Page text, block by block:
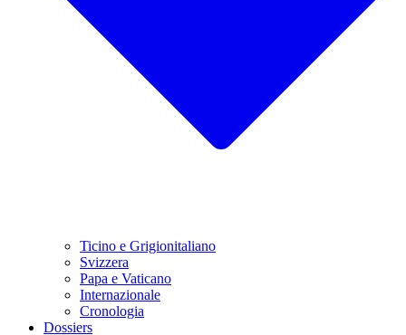
Ticino e Grigionitaliano
Svizzera
Papa e Vaticano
Internazionale
Cronologia
Dossiers